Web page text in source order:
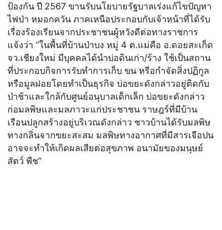
ป้องกัน ปี 2567 ขานรับนโยบายรัฐบาลเร่งแก้ไขปัญหา
ไฟป่า หมอกควัน ภาคเหนือประกอบกับเจ้าหน้าที่ได้รับ
เรื่องร้องเรียนจากประชาชนผู้หวังดีต่อทางราชการ
แจ้งว่า “ในพื้นที่บ้านป่าบง หมู่ 4 ต.แม่คือ อ.ดอยสะเก็ด
จว.เชียงใหม่ มีบุคคลได้นำบ่อดินเก่า/ร้าง ใช้เป็นสถาน
ที่ประกอบกิจการรับทำการเก็บ ขน หรือกำจัดสิ่งปฏิกูล
หรือมูลฝอยโดยทำเป็นธุรกิจ บ่อขยะดังกล่าวอยู่ติดกับ
ป่าช้าและใกล้กับศูนย์อนุบาลเด็กเล็ก บ่อขยะดังกล่าว
ก่อมลพิษและมลภาวะแก่ประชาชน ราษฎร์ที่มีบ้าน
เรือนปลูกสร้างอยู่บริเวณดังกล่าว ชาวบ้านได้รับมลพิษ
ทางกลิ่นจากขยะสะสม มลพิษทางอากาศที่มีสารเจือปน
อาจจะทําให้เกิดผลเสียต่อสุขภาพ อนามัยของมนุษย์
สัตว์ พืช”